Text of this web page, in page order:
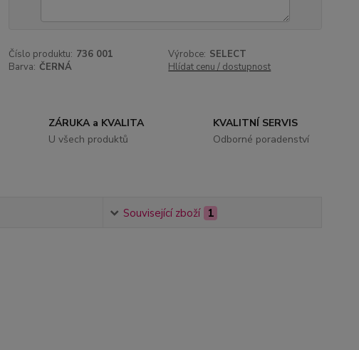
Číslo produktu: 736 001 Výrobce: SELECT
Barva: ČERNÁ Hlídat cenu / dostupnost
ZÁRUKA a KVALITA
U všech produktů
KVALITNÍ SERVIS
Odborné poradenství
Související zboží 1